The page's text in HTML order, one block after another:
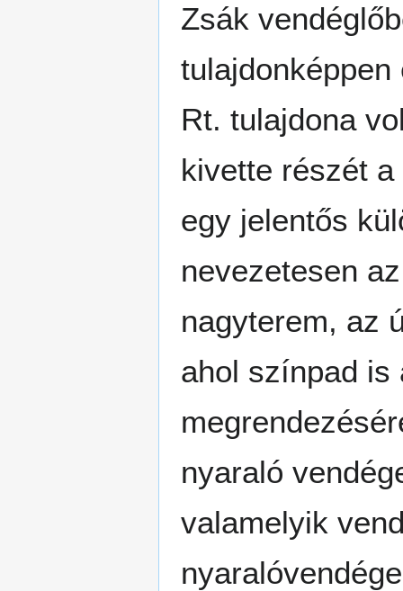
Zsák
Rt. tulajdona
kivette részét
egy jelentős
nevezetesen
nagyterem, az
ahol színpad is
nyaraló
valamelyik